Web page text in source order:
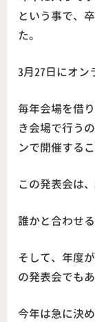
という事で、
た。
3月27日にオン
毎年会場を借
き会場で行う
ンで開催する
この発表会は
誰かと合わせ
そして、年度
の発表会でもあ
今年は急に決